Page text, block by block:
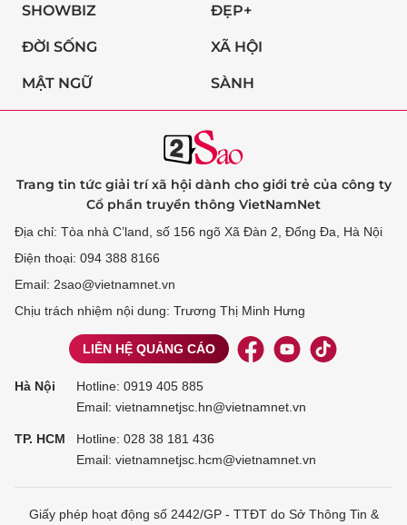
SHOWBIZ ĐẸP+
ĐỜI SỐNG XÃ HỘI
MẬT NGỮ SÀNH
Trang tin tức giải trí xã hội dành cho giới trẻ của công ty
Cổ phần truyền thông VietNamNet
Địa chỉ: Tòa nhà C’land, số 156 ngõ Xã Đàn 2, Đống Đa, Hà Nội
Điện thoại: 094 388 8166
Email: 2sao@vietnamnet.vn
Chịu trách nhiệm nội dung: Trương Thị Minh Hưng
LIÊN HỆ QUẢNG CÁO
Hà Nội Hotline: 0919 405 885
Email: vietnamnetjsc.hn@vietnamnet.vn
TP. HCM Hotline: 028 38 181 436
Email: vietnamnetjsc.hcm@vietnamnet.vn
Giấy phép hoạt động số 2442/GP - TTĐT do Sở Thông Tin &